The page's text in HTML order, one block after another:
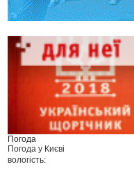
Погода
Погода у Києві
вологість: